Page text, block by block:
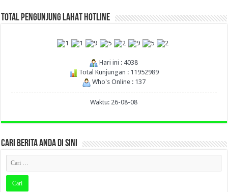
TOTAL PENGUNJUNG LAHAT HOTLINE
Hari ini : 4038
Total Kunjungan : 11952989
Who's Online : 137
Waktu: 26-08-08
CARI BERITA ANDA DI SINI